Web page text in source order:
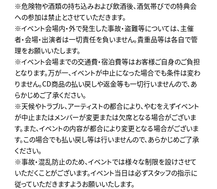
※危険物や酒類の持ち込みおよび飲酒後、酒気帯びでの特典会
への参加は禁止とさせていただきます。
※イベント会場内・外で発生した事故・盗難等については、主催
者・会場・出演者は一切責任を負いません。貴重品等は各自で管
理をお願いいたします。
※イベント会場までの交通費・宿泊費等はお客様ご自身のご負担
となります。万が一、イベントが中止になった場合でも条件は変わ
りません。CD商品の払い戻しや返金等も一切行いませんので、あ
らかじめご了承ください。
※天候やトラブル、アーティストの都合により、やむをえずイベント
が中止またはメンバーが変更または欠席となる場合がございま
す。また、イベントの内容が都合により変更となる場合がございま
す。この場合でも払い戻し等は行いませんので、あらかじめご了承
ください。
※事故・混乱防止のため、イベントでは様々な制限を設けさせて
いただくことがございます。イベント当日は必ずスタッフの指示に
従っていただきますようお願いいたします。